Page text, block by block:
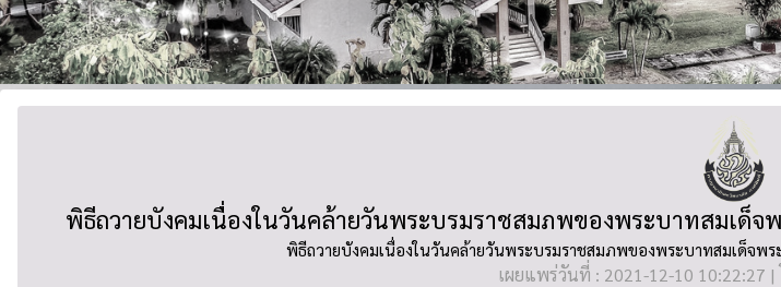
พิธีถวายบังคมเนื่องในวันคล้ายวันพระบรมราชสมภพของพระบาทสมเด็
พิธีถวายบังคมเนื่องในวันคล้ายวันพระบรมราชสมภพของพระบาทสมเด็จพ
เผยแพร่วันที่ : 2021-12-10 10:22:27 |